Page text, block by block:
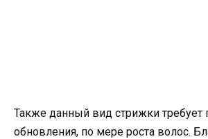
Также данный вид стрижки требует
обновления, по мере роста волос.